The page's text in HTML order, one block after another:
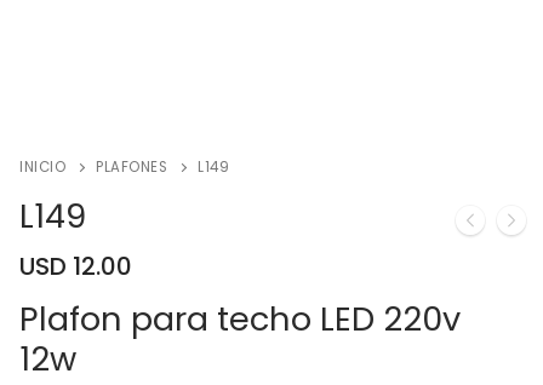
INICIO PLAFONES L149
L149
USD 12.00
Plafon para techo LED 220v
12w